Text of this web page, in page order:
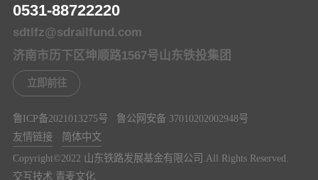
0531-88722220
sdtlfz@sdrailfund.com
济南市历下区坤顺路1567号山东铁投集团
立即前往
鲁ICP备2021013275号
鲁公网安备 37010202002948号
友情链接
简体中文
Copyright©️2022 山东铁路发展基金有限公司.All Rights Reserved.
交互技术 青麦文化